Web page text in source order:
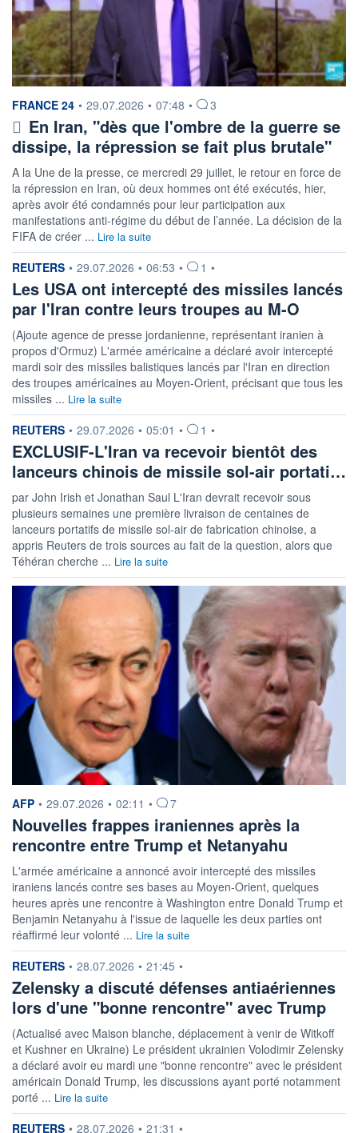
information fournie par
FRANCE 24 • 29.07.2026 • 07:48 • 3
En Iran, "dès que l'ombre de la guerre se
dissipe, la répression se fait plus brutale"
A la Une de la presse, ce mercredi 29 juillet, le retour en force de
la répression en Iran, où deux hommes ont été exécutés, hier,
après avoir été condamnés pour leur participation aux
manifestations anti-régime du début de l’année. La décision de la
FIFA de créer ... Lire la suite
information fournie par
REUTERS • 29.07.2026 • 06:53 • 1 •
Les USA ont intercepté des missiles lancés
par l'Iran contre leurs troupes au M-O
(Ajoute agence de presse jordanienne, représentant iranien à
propos d'Ormuz) L'armée américaine a déclaré avoir intercepté
mardi soir des missiles balistiques lancés par l'Iran en direction
des troupes américaines au Moyen-Orient, précisant que tous les
missiles ... Lire la suite
information fournie par
REUTERS • 29.07.2026 • 05:01 • 1 •
EXCLUSIF-L'Iran va recevoir bientôt des
lanceurs chinois de missile sol-air portati…
par John Irish et Jonathan Saul L'Iran devrait recevoir sous
plusieurs semaines une première livraison de centaines de
lanceurs portatifs de missile sol-air de fabrication chinoise, a
appris Reuters de trois sources au fait de la question, alors que
Téhéran cherche ... Lire la suite
information fournie par
AFP • 29.07.2026 • 02:11 • 7
Nouvelles frappes iraniennes après la
rencontre entre Trump et Netanyahu
L'armée américaine a annoncé avoir intercepté des missiles
iraniens lancés contre ses bases au Moyen-Orient, quelques
heures après une rencontre à Washington entre Donald Trump et
Benjamin Netanyahu à l'issue de laquelle les deux parties ont
réaffirmé leur volonté ... Lire la suite
information fournie par
REUTERS • 28.07.2026 • 21:45 •
Zelensky a discuté défenses antiaériennes
lors d'une "bonne rencontre" avec Trump
(Actualisé avec Maison blanche, déplacement à venir de Witkoff
et Kushner en Ukraine) Le président ukrainien Volodimir Zelensky
a déclaré avoir eu mardi une "bonne rencontre" avec le président
américain Donald Trump, les discussions ayant porté notamment
porté ... Lire la suite
information fournie par
REUTERS • 28.07.2026 • 21:31 •